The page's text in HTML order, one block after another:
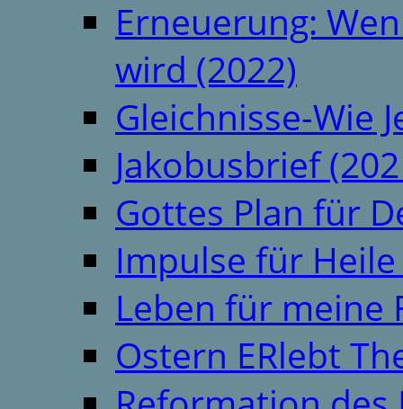
Erneuerung:
wird (2022)
Gleichnisse-Wie
Jakobusbrief
Gottes Plan für
Impulse für
Leben für meine
Ostern ERlebt